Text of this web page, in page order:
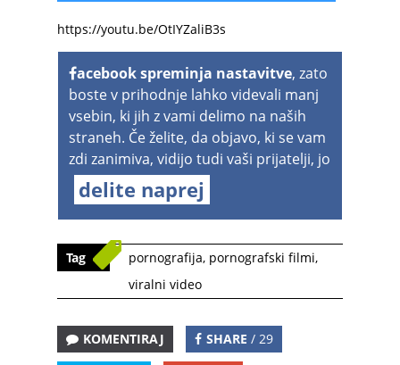
https://youtu.be/OtIYZaliB3s
acebook spreminja nastavitve, zato
boste v prihodnje lahko videvali manj
vsebin, ki jih z vami delimo na naših
straneh. Če želite, da objavo, ki se vam
zdi zanimiva, vidijo tudi vaši prijatelji, jo
delite naprej
Tag pornografija, pornografski filmi,
viralni video
KOMENTIRAJ SHARE / 29